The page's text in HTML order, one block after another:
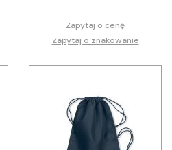
Zapytaj o cenę
Zapytaj o znakowanie